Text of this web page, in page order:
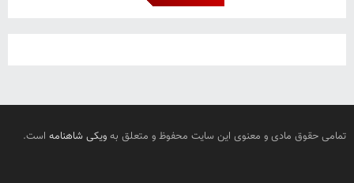
تمامی حقوق مادی و معنوی این سایت محفوظ و متعلق به ویکی شاهنامه است.